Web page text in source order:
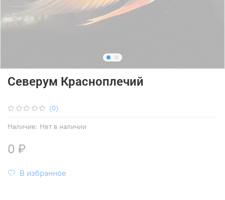
(0)
Наличие: Нет в наличии
Северум Красноплечий
0 ₽
В избранное